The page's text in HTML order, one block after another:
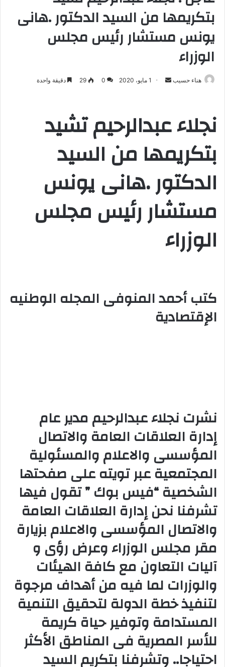
بتكريمها من السيد الدكتور .هانى
يونس مستشار رئيس مجلس
الوزراء
هناء حسيب
ب
إ
1 مايو، 2020 0
29 دقيقة واحدة
نجلاء عبدالرحيم تشيد
بتكريمها من السيد
الدكتور .هانى يونس
مستشار رئيس مجلس
الوزراء
كتب أحمد المنوفى المجله الوطنيه
الإقتصادية
نشرت نجلاء عبدالرحيم مدير عام
إدارة العلاقات العامة والاتصال
المؤسسى والاعلام والمسئولية
المجتمعية عبر تويته على صفحتها
الشخصية “فيس بوك ” تقول فيها
تشرفنا نحن إدارة العلاقات العامة
والاتصال المؤسسى والاعلام بزيارة
مقر مجلس الوزراء وعرض رؤى و
آليات التعاون مع كافة الهيئات
والوزرات لما فيه من أهداف مرجوة
لتنفيذ خطة الدولة لتحقيق التنمية
المستدامة وتوفير حياة كريمة
للأسر المصرية فى المناطق الأكثر
احتياجا.. وتشرفنا بتكريم السيد